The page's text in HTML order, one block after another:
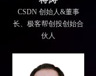
CSDN 创始人&董事
长、极客帮创投创始合
伙人